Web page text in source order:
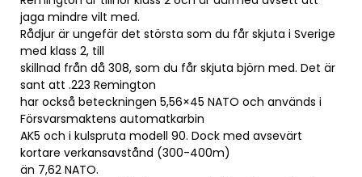
jaga mindre vilt med.
Rådjur är ungefär det största som du får skjuta i Sverige
med klass 2, till
skillnad från då 308, som du får skjuta björn med. Det är
sant att .223 Remington
har också beteckningen 5,56×45 NATO och används i
Försvarsmaktens automatkarbin
AK5 och i kulspruta modell 90. Dock med avsevärt
kortare verkansavstånd (300-400m)
än 7,62 NATO.